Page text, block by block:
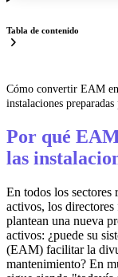
Tabla de contenido
Cómo convertir EAM
instalaciones preparadas
Por qué
las
En todos los sectores
activos, los
plantean una nueva
activos: ¿puede su
(EAM) facilitar la
mantenimiento? En